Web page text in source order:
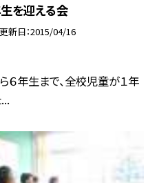
を迎える会
更新日 2015/04/16
年生まで、全校児童が１年